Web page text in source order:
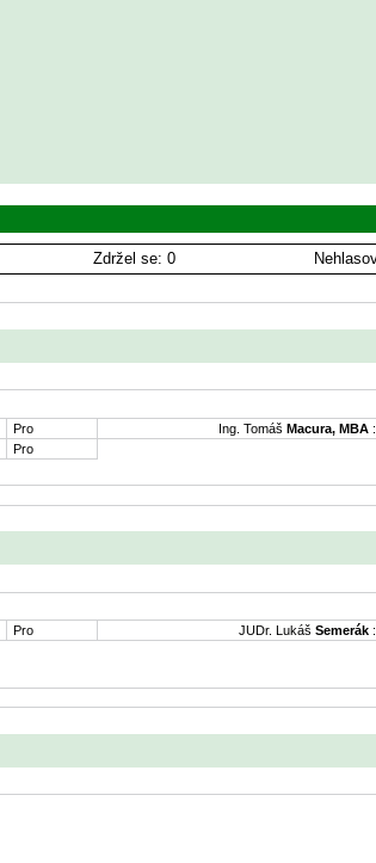
Zdržel se: 0
Pro Ing. Tomáš Macura, MBA :
Pro
Pro JUDr. Lukáš Semerák :